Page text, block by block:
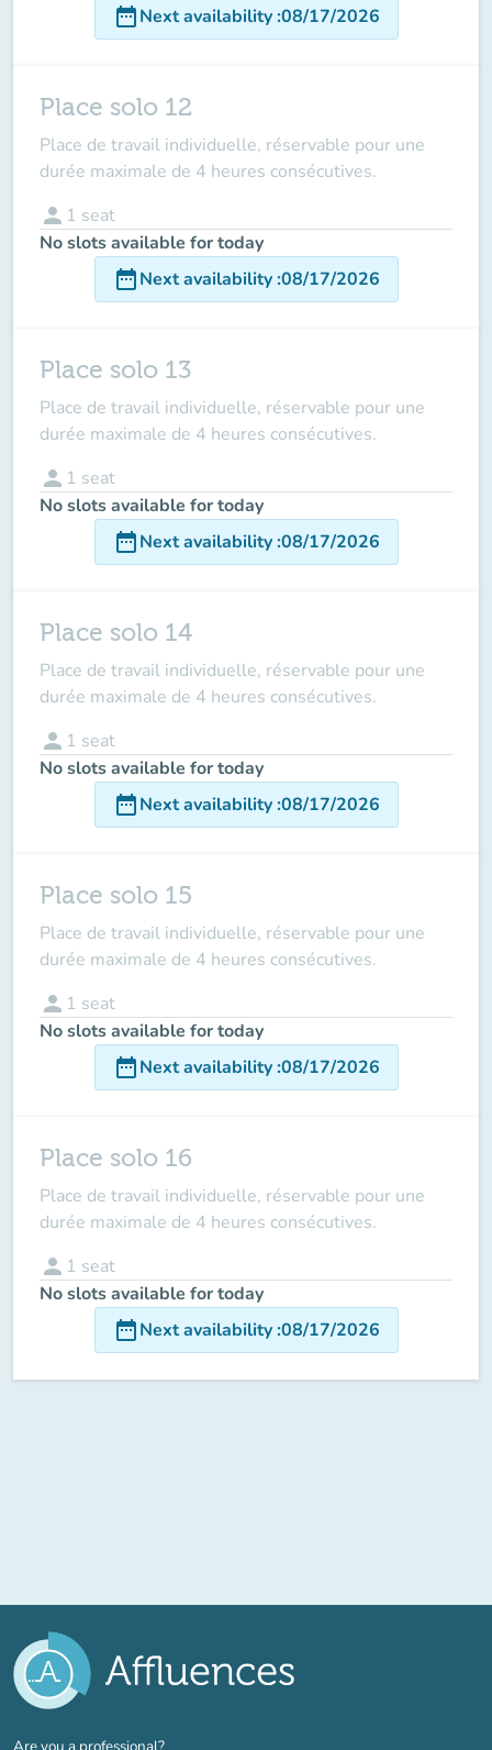
date_rangeNext availability:08/17/2026
Place solo 12
Place de travail individuelle, réservable pour une
durée maximale de 4 heures consécutives.
person 1 seat
No slots available for today
date_rangeNext availability:08/17/2026
Place solo 13
Place de travail individuelle, réservable pour une
durée maximale de 4 heures consécutives.
person 1 seat
No slots available for today
date_rangeNext availability:08/17/2026
Place solo 14
Place de travail individuelle, réservable pour une
durée maximale de 4 heures consécutives.
person 1 seat
No slots available for today
date_rangeNext availability:08/17/2026
Place solo 15
Place de travail individuelle, réservable pour une
durée maximale de 4 heures consécutives.
person 1 seat
No slots available for today
date_rangeNext availability:08/17/2026
Place solo 16
Place de travail individuelle, réservable pour une
durée maximale de 4 heures consécutives.
person 1 seat
No slots available for today
date_rangeNext availability:08/17/2026
(new tab)